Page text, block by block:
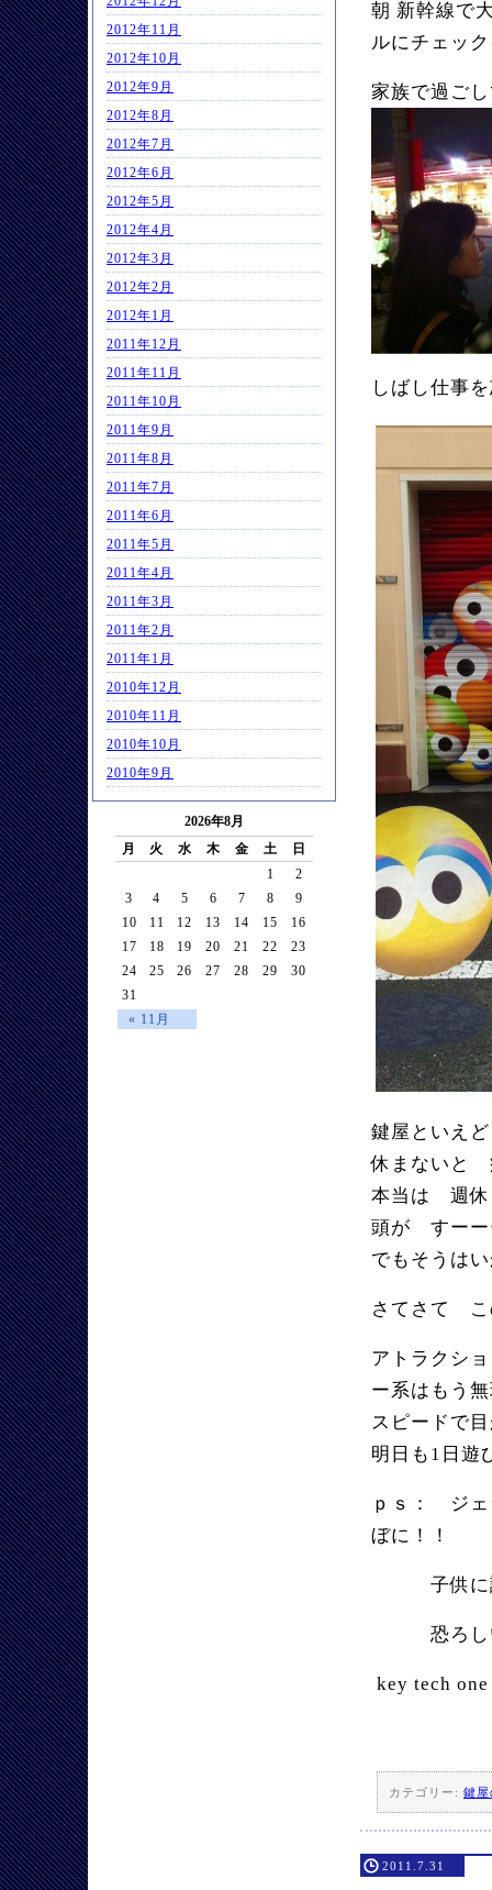
2012年11月
2012年10月
2012年9月
2012年8月
2012年7月
2012年6月
2012年5月
2012年4月
2012年3月
2012年2月
2012年1月
2011年12月
2011年11月
2011年10月
2011年9月
2011年8月
2011年7月
2011年6月
2011年5月
2011年4月
2011年3月
2011年2月
2011年1月
2010年12月
2010年11月
2010年10月
2010年9月
2026年8月
月
火 水 木 金 土 日
« 11月
1
2
3
4 5 6 7 8
9
10
11 12 13 14 15
16
17
18 19 20 21 22
23
24
25 26 27 28 29
30
31
朝 新幹線で
ルにチェッ
家族で過ご
しばし仕事
鍵屋といえ
休まないと
本当は 週休
頭が すーー
でもそうは
さてさて こ
アトラクシ
ー系はもう
スピードで
明日も1日遊
ｐｓ： ジ
ぼに！！
子供に誘
恐ろし
key tech one
カテゴリー: 鍵屋
2011.7.31